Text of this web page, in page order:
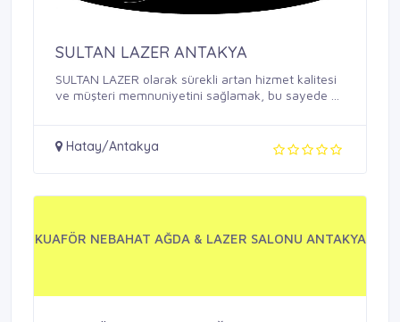
SULTAN LAZER ANTAKYA
SULTAN LAZER olarak sürekli artan hizmet kalitesi
ve müşteri memnuniyetini sağlamak, bu sayede ...
Hatay/Antakya
KUAFÖR NEBAHAT AĞDA & LAZER SALONU ANTAKYA